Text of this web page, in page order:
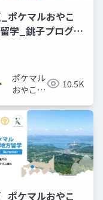
ポケマルおやこ
学_銚子プログラ
ポケマル
おやこ地
10.5K
ポケマルおやこ